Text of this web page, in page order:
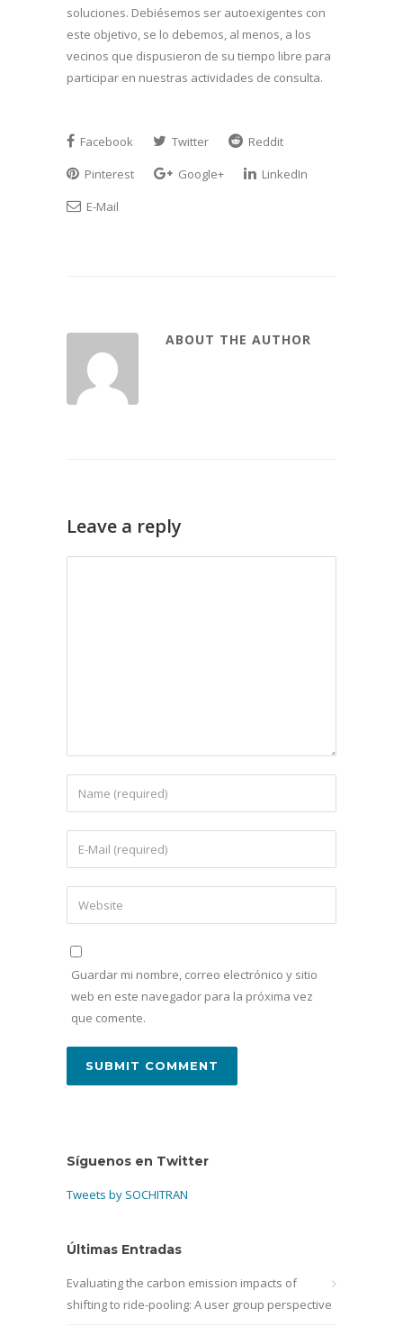
soluciones. Debiésemos ser autoexigentes con
este objetivo, se lo debemos, al menos, a los
vecinos que dispusieron de su tiempo libre para
participar en nuestras actividades de consulta.
Facebook Twitter
Reddit
Pinterest
Google+
LinkedIn
E-Mail
ABOUT THE AUTHOR
Leave a reply
Guardar mi nombre, correo electrónico y sitio
web en este navegador para la próxima vez
que comente.
Síguenos en Twitter
Tweets by SOCHITRAN
Últimas Entradas
Evaluating the carbon emission impacts of
shifting to ride-pooling: A user group perspective